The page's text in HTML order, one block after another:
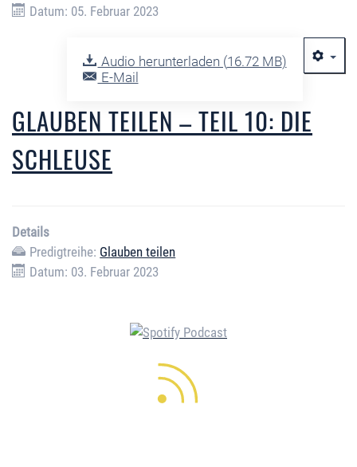
Datum: 05. Februar 2023
Audio herunterladen (16.72 MB)
E-Mail
GLAUBEN TEILEN – TEIL 10: DIE
SCHLEUSE
Details
Predigtreihe: Glauben teilen
Datum: 03. Februar 2023